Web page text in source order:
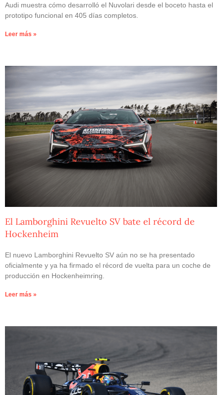
Audi muestra cómo desarrolló el Nuvolari desde el boceto hasta el
prototipo funcional en 405 días completos.
Leer más »
El Lamborghini Revuelto SV bate el récord de
Hockenheim
El nuevo Lamborghini Revuelto SV aún no se ha presentado
oficialmente y ya ha firmado el récord de vuelta para un coche de
producción en Hockenheimring.
Leer más »